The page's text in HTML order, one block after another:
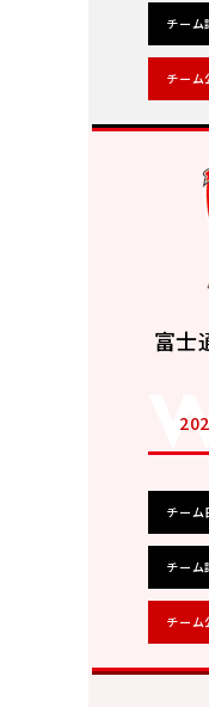
チーム
チーム
富士
チーム
チーム
チーム